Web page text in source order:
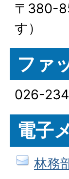
〒380-
す）
ファ
026-
電子
林務